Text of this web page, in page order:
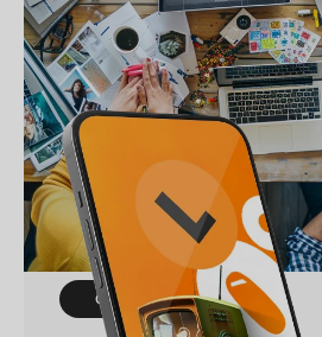
Inbound Marketing
Outbound
Diferenças,
Dicas e Mitos
No mundo do marketing,
entre Inbound Marketing e
é essencial para aplicar a
seu negócio. Ambas
CONTINUAR LENDO